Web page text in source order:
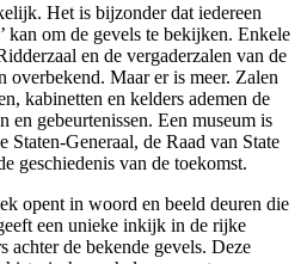
Het is bijzonder dat iedereen
kan om de gevels te bekijken. Enkele
en de vergaderzalen van de
overbekend. Maar er is meer. Zalen
kabinetten en kelders ademen de
en gebeurtenissen. Een museum is
Staten-Generaal, de Raad van State
geschiedenis van de toekomst.
opent in woord en beeld deuren die
een unieke inkijk in de rijke
achter de bekende gevels. Deze